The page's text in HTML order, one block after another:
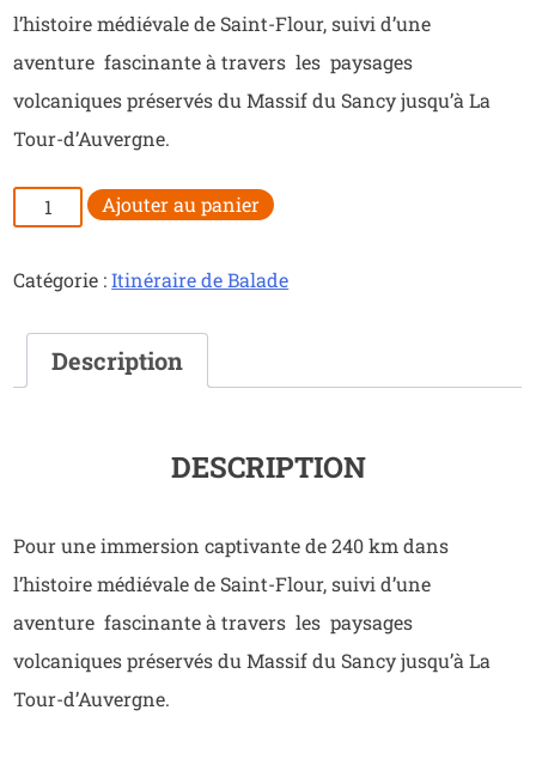
l’histoire médiévale de Saint-Flour, suivi d’une
aventure fascinante à travers les paysages
volcaniques préservés du Massif du Sancy jusqu’à La
Tour-d’Auvergne.
quantité
de
aux
Ajouter au panier
Catégorie :Itinéraire de Balade
Description
DESCRIPTION
Pour une immersion captivante de 240 km dans
l’histoire médiévale de Saint-Flour, suivi d’une
aventure fascinante à travers les paysages
volcaniques préservés du Massif du Sancy jusqu’à La
Tour-d’Auvergne.